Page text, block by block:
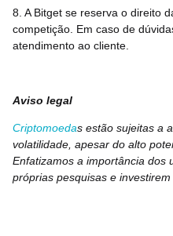
8. A Bitget se reserva o direito
competição. Em caso de
atendimento ao cliente.
Aviso legal
Criptomoedas estão sujeitas a
volatilidade, apesar do alto
Enfatizamos a importância dos
próprias pesquisas e